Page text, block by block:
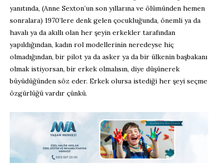
yanıtında, (Anne Sexton’un son yıllarına ve ölümünden hemen
sonralara) 1970’lere denk gelen çocukluğunda, önemli ya da
havalı ya da akıllı olan her şeyin erkekler tarafından
yapıldığından, kadın rol modellerinin neredeyse hiç
olmadığından, bir pilot ya da asker ya da bir ülkenin başbakanı
olmak istiyorsan, bir erkek olmalısın, diye düşünerek
büyüdüğünden söz eder. Erkek olursa istediği her şeyi seçme
özgürlüğü vardır çünkü.